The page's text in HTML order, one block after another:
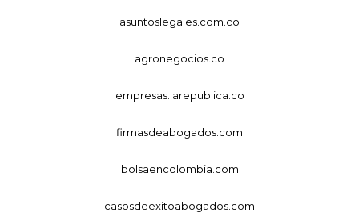
asuntoslegales.com.co
agronegocios.co
empresas.larepublica.co
firmasdeabogados.com
bolsaencolombia.com
casosdeexitoabogados.com